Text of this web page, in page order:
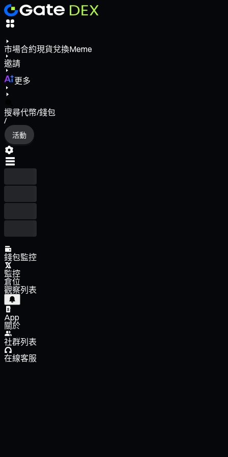
市場合約現貨兌換Meme
邀請
更多
搜尋代幣/錢包
/
活動
錢包監控
監控
倉位
觀察列表
App
關於
社群列表
在線客服